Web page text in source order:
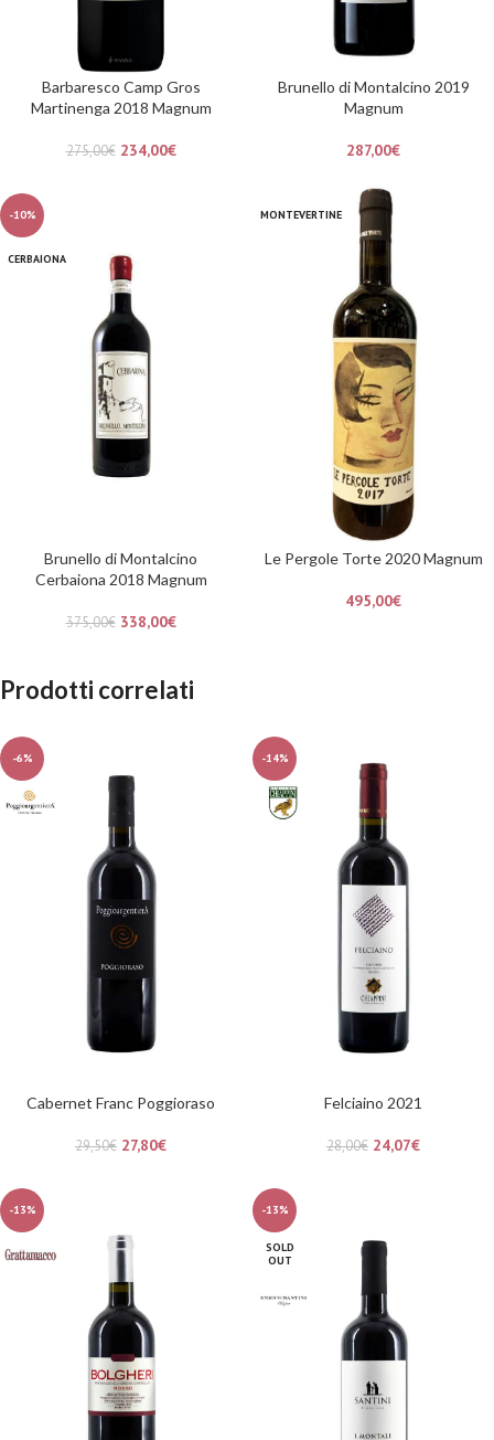
Barbaresco Camp Gros
Martinenga 2018 Magnum
275,00€ 234,00€
Brunello di Montalcino 2019
Magnum
287,00€
-10%
CERBAIONA
Brunello di Montalcino
Cerbaiona 2018 Magnum
375,00€ 338,00€
MONTEVERTINE
Le Pergole Torte 2020 Magnum
495,00€
Prodotti correlati
-6%
Cabernet Franc Poggioraso
29,50€ 27,80€
-14%
Felciaino 2021
28,00€ 24,07€
-13% -13%
SOLD
OUT